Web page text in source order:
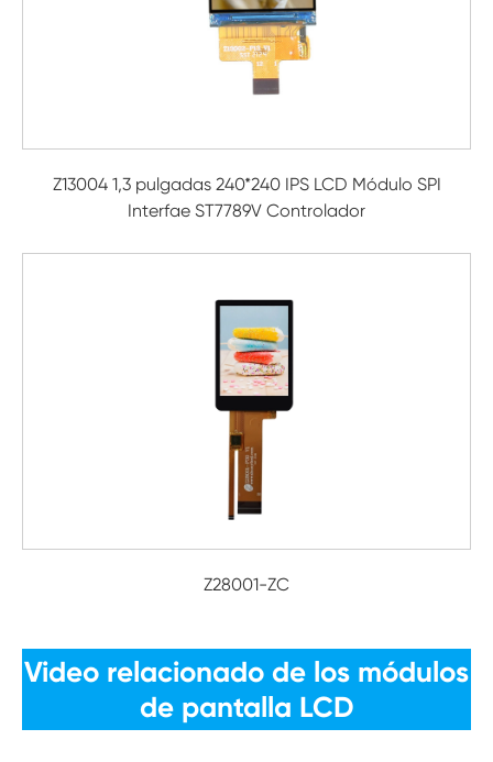
Z13004 1,3 pulgadas 240*240 IPS LCD Módulo SPI
Interfae ST7789V Controlador
Z28001-ZC
Video relacionado de los módulos
de pantalla LCD